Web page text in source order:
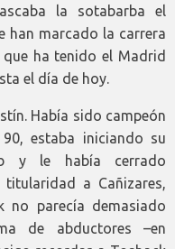
la sotabarba el
han marcado la carrera
ha tenido el Madrid
el día de hoy.
Había sido campeón
estaba iniciando su
y le había cerrado
a Cañizares,
no parecía demasiado
de abductores –en